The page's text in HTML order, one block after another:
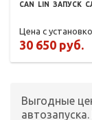
CAN LIN ЗАПУСК
Цена с
30 650 руб.
Выгодные